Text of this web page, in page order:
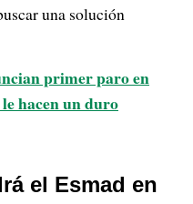
una solución
primer paro en
hacen un duro
el Esmad en